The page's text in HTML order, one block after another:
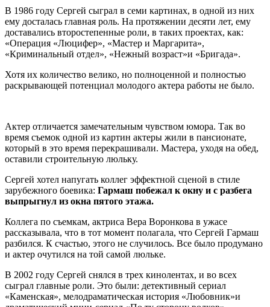
В 1986 году Сергей сыграл в семи картинах, в одной из них
ему досталась главная роль. На протяжении десяти лет, ему
доставались второстепенные роли, в таких проектах, как:
«Операция «Люцифер», «Мастер и Маргарита»,
«Криминальный отдел», «Нежный возраст»и «Бригада».
Хотя их количество велико, но полноценной и полностью
раскрывающей потенциал молодого актера работы не было.
Актер отличается замечательным чувством юмора. Так во
время съемок одной из картин актеры жили в пансионате,
который в это время перекрашивали. Мастера, уходя на обед,
оставили строительную люльку.
Сергей хотел напугать коллег эффектной сценой в стиле
зарубежного боевика: Гармаш побежал к окну и с разбега
выпрыгнул из окна пятого этажа.
Коллега по съемкам, актриса Вера Воронкова в ужасе
рассказывала, что в тот момент полагала, что Сергей Гармаш
разбился. К счастью, этого не случилось. Все было продумано
и актер очутился на той самой люльке.
В 2002 году Сергей снялся в трех кинолентах, и во всех
сыграл главные роли. Это были: детективный сериал
«Каменская», мелодраматическая история «Любовник»и